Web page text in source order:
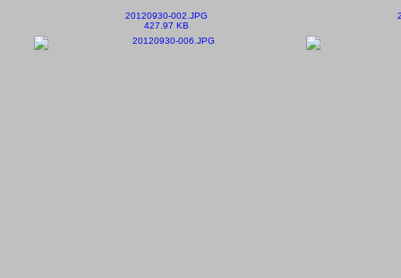
20120930-002.JPG
427.97 KB